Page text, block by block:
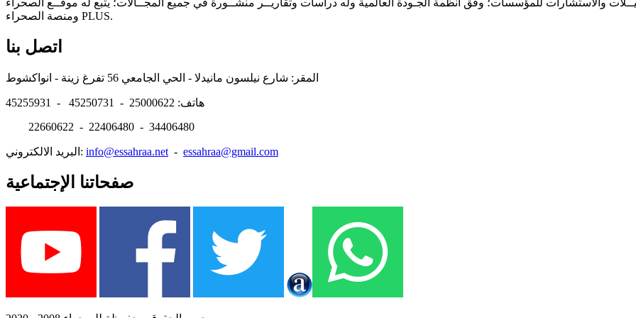
والاستشارات للمؤسسات؛ وفق أنظمة الجـودة العالمية وله دراسات وتقاريــر منشــورة في جميع المجــالات؛ يتبع له موقــع الصحراء
ومنصة الصحراء PLUS.
اتصل بنا
هاتف: 25000622 - 45250731 - 45255931
22660622 - 22406480 - 34406480
البريد الالكتروني: info@essahraa.net - essahraa@gmail.com
صفحاتنا الإجتماعية